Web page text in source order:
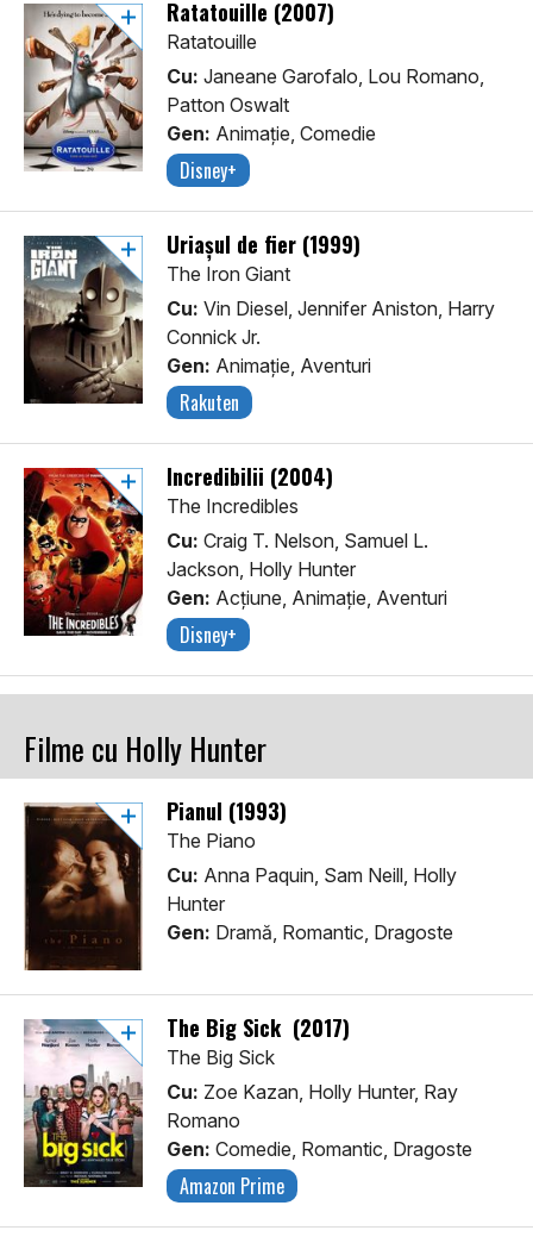
Ratatouille (2007)
Ratatouille
Cu: Janeane Garofalo, Lou Romano,
Patton Oswalt
Gen: Animaţie, Comedie
Disney+
Uriașul de fier (1999)
The Iron Giant
Cu: Vin Diesel, Jennifer Aniston, Harry
Connick Jr.
Gen: Animaţie, Aventuri
Rakuten
Incredibilii (2004)
The Incredibles
Cu: Craig T. Nelson, Samuel L.
Jackson, Holly Hunter
Gen: Acţiune, Animaţie, Aventuri
Disney+
Filme cu Holly Hunter
Pianul (1993)
The Piano
Cu: Anna Paquin, Sam Neill, Holly
Hunter
Gen: Dramă, Romantic, Dragoste
The Big Sick (2017)
The Big Sick
Cu: Zoe Kazan, Holly Hunter, Ray
Romano
Gen: Comedie, Romantic, Dragoste
Amazon Prime